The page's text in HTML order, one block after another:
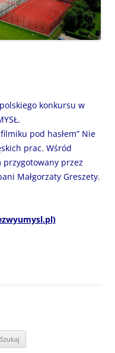
konkursu w
pod hasłem” Nie
prac. Wśród
przygotowany przez
Małgorzaty Greszety.